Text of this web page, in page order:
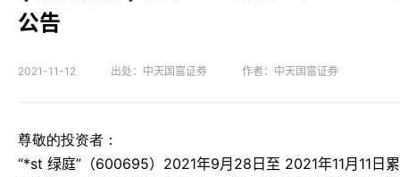
公告
2021-11-12 出处：中天国富证券 作者：中天国富证券
尊敬的投资者：
“*st 绿庭”（600695）2021年9月28日至 2021年11月11日